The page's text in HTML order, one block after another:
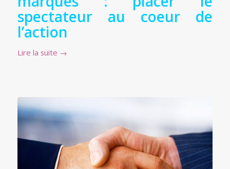
spectateur au coeur de
l’action
Lire la suite →